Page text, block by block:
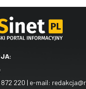
220 | e-mail: